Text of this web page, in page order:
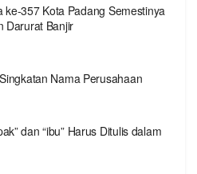
ke-357 Kota Padang Semestinya
Darurat Banjir
Nama Perusahaan
dan “ibu” Harus Ditulis dalam